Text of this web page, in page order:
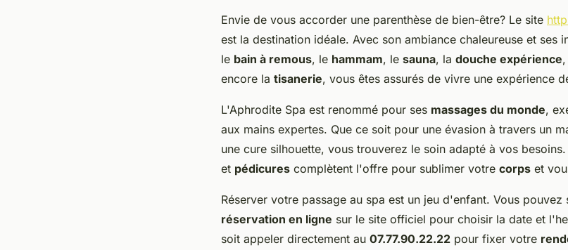
Envie de vous accorder une parenthèse de bien-être? Le site
est la destination idéale. Avec son ambiance chaleureuse et ses
le bain à remous, le hammam, le sauna, la douche expérience
encore la tisanerie, vous êtes assurés de vivre une expérience
L'Aphrodite Spa est renommé pour ses massages du monde,
aux mains expertes. Que ce soit pour une évasion à travers un
une cure silhouette, vous trouverez le soin adapté à vos besoins.
et pédicures complètent l'offre pour sublimer votre corps et
Réserver votre passage au spa est un jeu d'enfant. Vous
réservation en ligne sur le site officiel pour choisir la date et
soit appeler directement au 07.77.90.22.22 pour fixer votre